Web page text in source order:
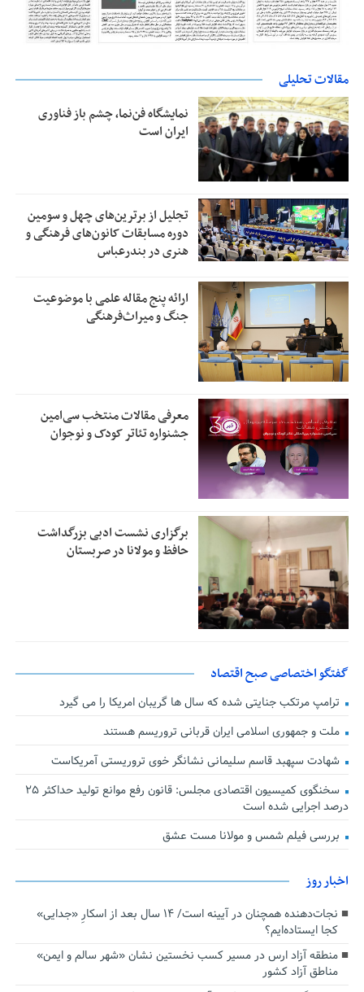
مقالات تحلیلی
نمایشگاه فن‌نما، چشم باز فناوری
ایران است
تجلیل از بر‌ترین‌های چهل و سومین
دوره مسابقات کانون‌های فرهنگی و
هنری در بندرعباس
ارائه پنج مقاله علمی با موضوعیت
جنگ و میراث‌فرهنگی
معرفی مقالات منتخب سی‌امین
جشنواره تئاتر کودک و نوجوان
برگزاری نشست ادبی بزرگداشت
حافظ و مولانا در صربستان
گفتگو اختصاصی صبح اقتصاد
ترامپ مرتکب جنایتی شده که سال ها گریبان امریکا را می گیرد
ملت و جمهوری اسلامی ایران قربانی تروریسم هستند
شهادت سپهبد قاسم سلیمانی نشانگر خوی تروریستی آمریکاست
سخنگوی کمیسیون اقتصادی مجلس: قانون رفع موانع تولید حداکثر ۲۵
درصد اجرایی شده است
بررسی فیلم شمس و مولانا مست عشق
اخبار روز
نجات‌دهنده‌ همچنان در آیینه است/ ۱۴ سال بعد از اسکارِ «جدایی»
کجا ایستاده‌ایم؟
منطقه آزاد ارس در مسیر کسب نخستین نشان «شهر سالم و ایمن»
مناطق آزاد کشور